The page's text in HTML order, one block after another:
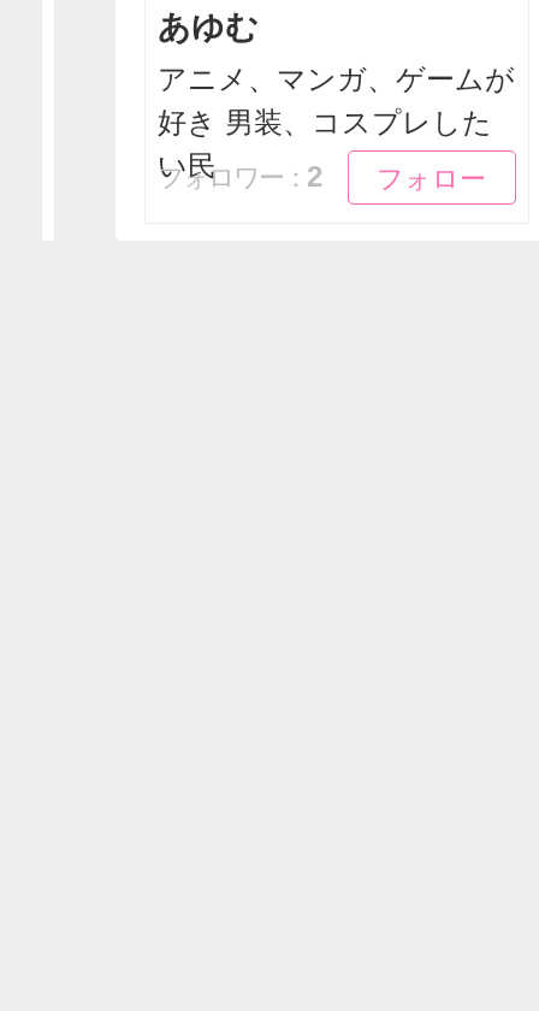
あゆむ
アニメ、マンガ、ゲームが
好き 男装、コスプレした
い民
フォロー
フォロー
フォロワー： 2